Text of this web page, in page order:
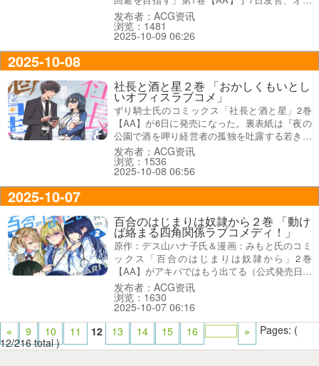
謳い文句は『邪神とやらに聞くとしよう、この
世界のからくりを』、『最凶スペックの裏ボス
×世界の開発者。最強スペックが、世界の歪み
に挑む！』だった。
发布者：ACG资讯
浏览：1481
2025-10-09 06:26
2025-10-08
社長と酒と星２巻 「おかしくもいとし
いオフィスラブコメ」
ずり騎士氏のコミックス「社長と酒と星」2巻
【AA】が6日に発売になった。裏表紙は『夜の
公園で酒を呷り経営者の孤独を吐露する若き女
社長・井筒玲奈と、そんな彼女を毎晩のように
支える係長の石墨憲一』で、オビ謳い文句は
『おかしくもいとしいオフィスラブコメ♥』な
どになってた。
发布者：ACG资讯
浏览：1536
2025-10-08 06:56
2025-10-07
百合のはじまりは奴隷から２巻 「動け
ば絡まる四角関係ラブコメディ！」
原作：デス山ハナ子氏＆漫画：みもと氏のコミ
ックス「百合のはじまりは奴隷から」2巻
【AA】がアキバではもう出てる（公式発売日は
7日）。オビ謳い文句は『疑いも関係性もます
ます深まる第2巻』で、裏表紙は『約束の上書
きでキャパオーバー！？動けば絡まる四角関係
ラブコメディ！』などだった。
发布者：ACG资讯
浏览：1630
2025-10-07 06:16
«
9 10 11 12 13 14 15 16 »
Pages: (
12/216 total )